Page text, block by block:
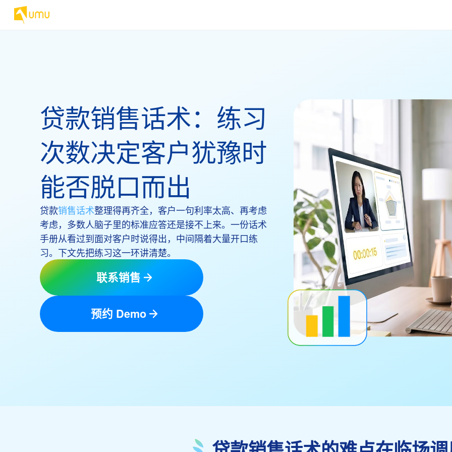
贷款销售话术：练习
次数决定客户犹豫时
能否脱口而出
贷款销售话术整理得再齐全，客户一句利率太高、再考虑
考虑，多数人脑子里的标准应答还是接不上来。一份话术
手册从看过到面对客户时说得出，中间隔着大量开口练
习。下文先把练习这一环讲清楚。
联系销售
预约 Demo